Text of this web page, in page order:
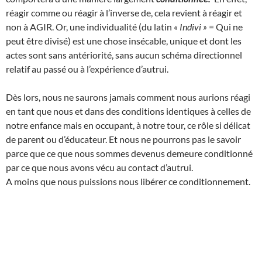
réagir comme ou réagir à l’inverse de, cela revient à réagir et
non à AGIR. Or, une individualité (du latin « Indivi » = Qui ne
peut être divisé) est une chose insécable, unique et dont les
actes sont sans antériorité, sans aucun schéma directionnel
relatif au passé ou à l’expérience d’autrui.
Dès lors, nous ne saurons jamais comment nous aurions réagi
en tant que nous et dans des conditions identiques à celles de
notre enfance mais en occupant, à notre tour, ce rôle si délicat
de parent ou d’éducateur. Et nous ne pourrons pas le savoir
parce que ce que nous sommes devenus demeure conditionné
par ce que nous avons vécu au contact d’autrui.
A moins que nous puissions nous libérer ce conditionnement.